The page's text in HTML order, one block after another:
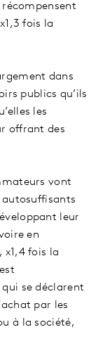
fois la
dans
publics qu’ils
les
offrant des
vont
leur
en
x1,4 fois la
se déclarent
par les
à la société,